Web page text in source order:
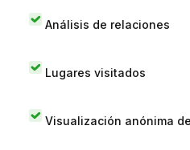
Análisis de relaciones
Lugares visitados
Visualización anónima